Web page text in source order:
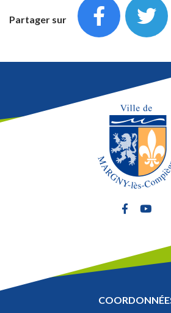
Partager sur
Lien